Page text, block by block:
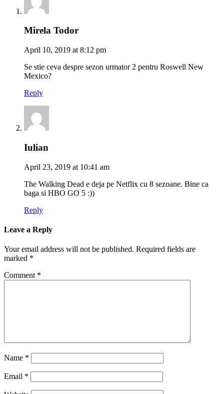
Mirela Todor
April 10, 2019 at 8:12 pm
Se stie ceva despre sezon urmator 2 pentru Roswell New
Mexico?
Reply
Iulian
April 23, 2019 at 10:41 am
The Walking Dead e deja pe Netflix cu 8 sezoane. Bine ca
baga si HBO GO 5 :))
Reply
Leave a Reply
Your email address will not be published. Required fields are
marked *
Comment *
Name *
Email *